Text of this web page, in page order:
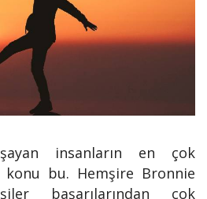
insanların en çok
konu bu. Hemşire Bronnie
başarılarından çok